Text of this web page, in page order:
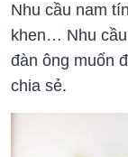
Nhu cầu nam
khen… Nhu
đàn ông muốn
chia sẻ.